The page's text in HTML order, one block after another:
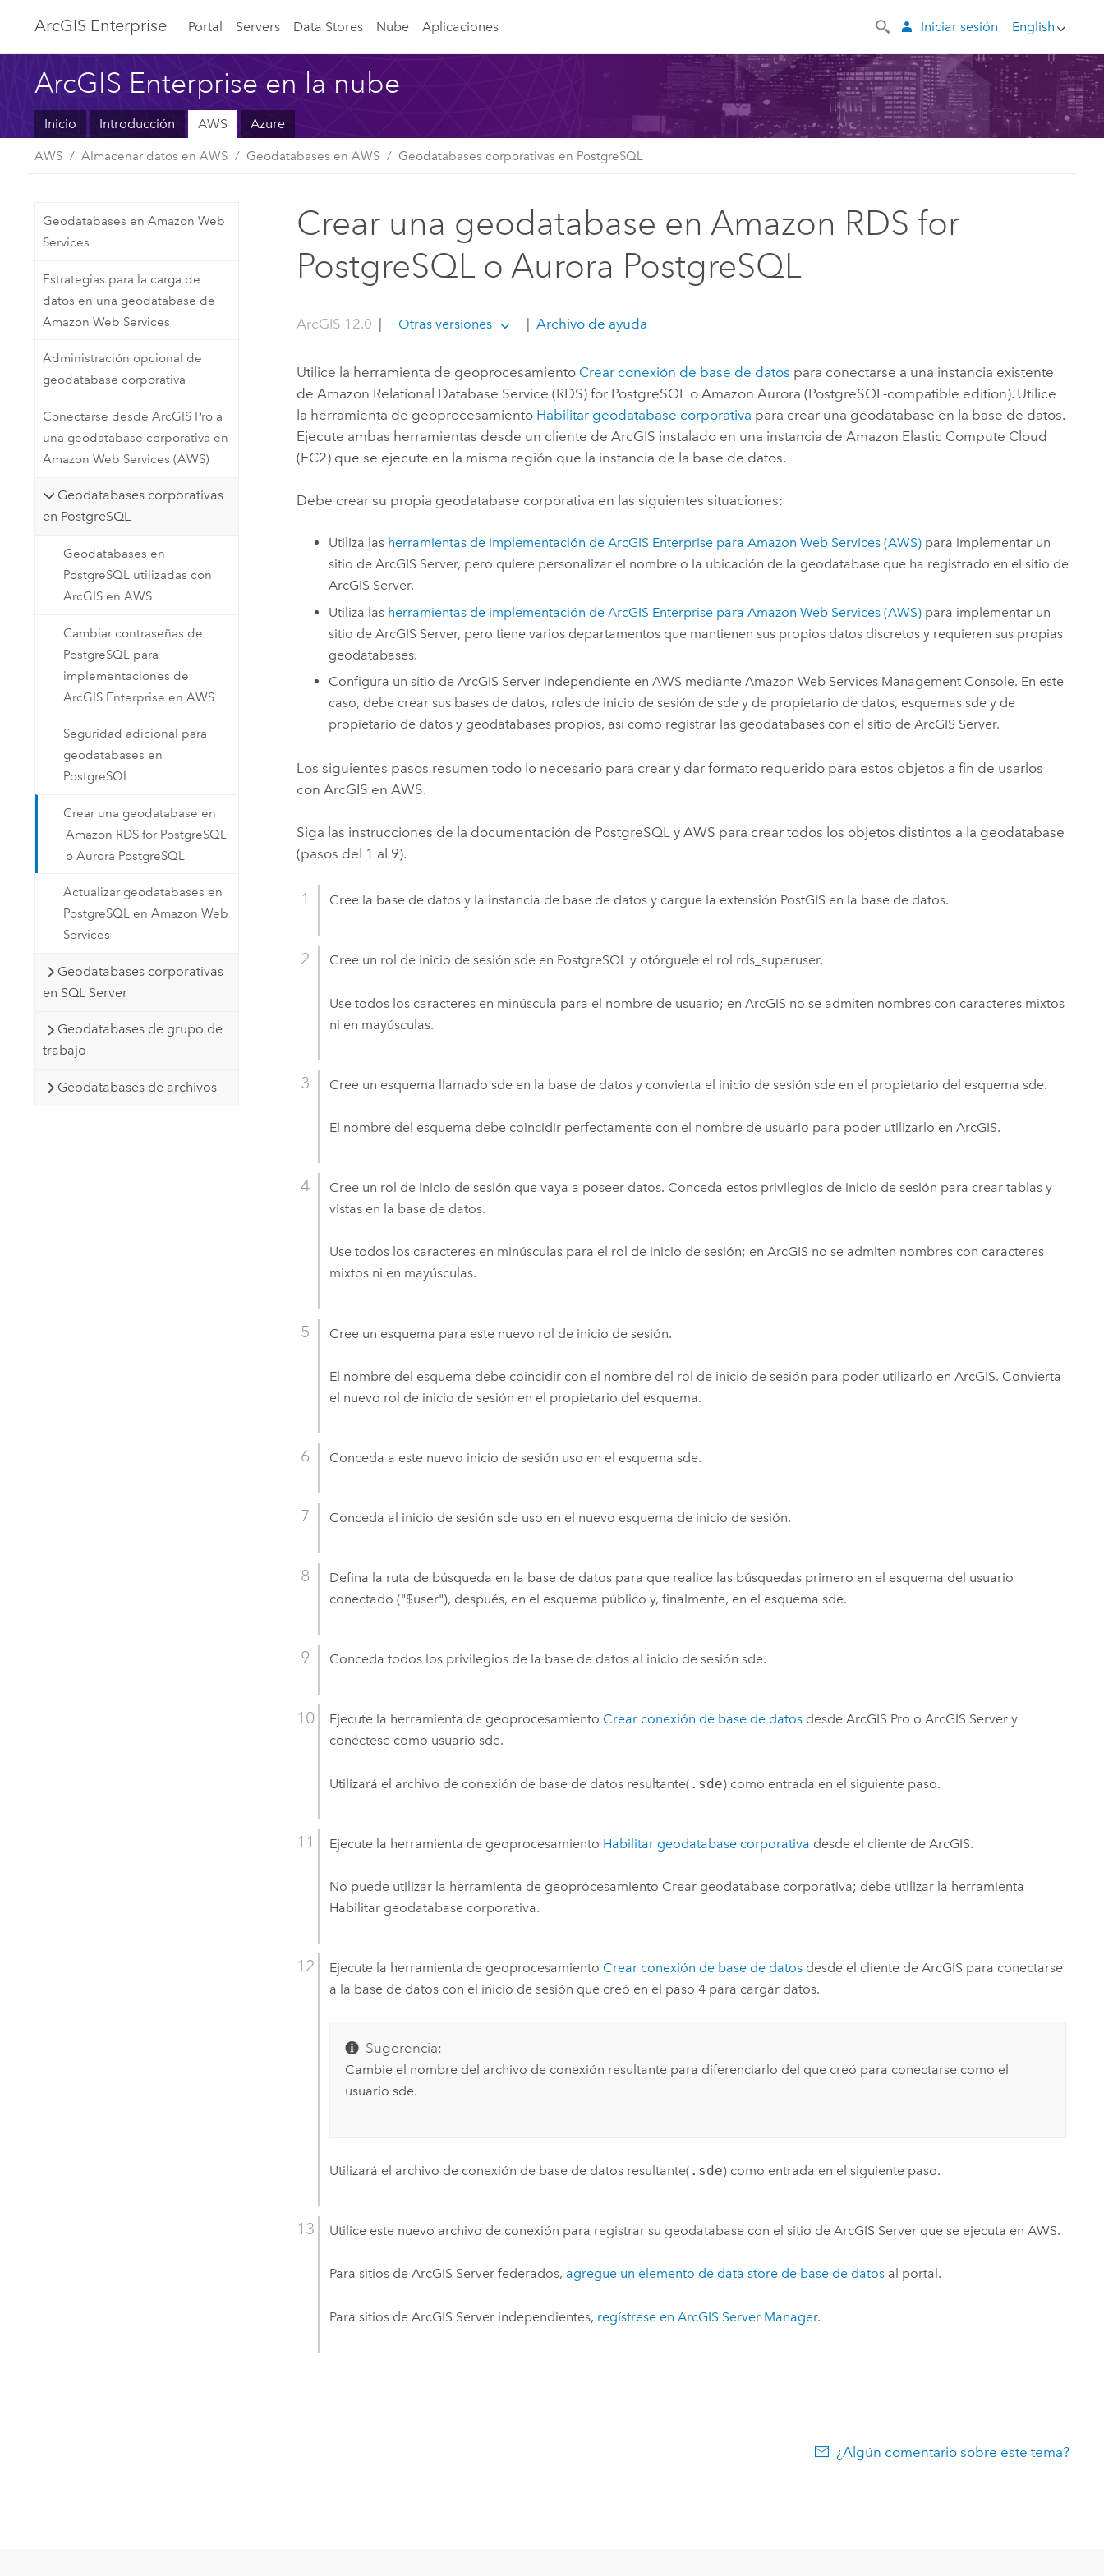
ArcGIS Enterprise Portal Servers Data Stores Nube Aplicaciones English
Iniciar sesión
ArcGIS Enterprise en la nube
Inicio Introducción AWS Azure
AWS Almacenar datos en AWS Geodatabases en AWS Geodatabases corporativas en PostgreSQL
Geodatabases en Amazon Web
Services
Estrategias para la carga de
datos en una geodatabase de
Amazon Web Services
Administración opcional de
geodatabase corporativa
Conectarse desde ArcGIS Pro a
una geodatabase corporativa en
Amazon Web Services (AWS)
Geodatabases corporativas
en PostgreSQL
Geodatabases en
PostgreSQL utilizadas con
ArcGIS en AWS
Cambiar contraseñas de
PostgreSQL para
implementaciones de
ArcGIS Enterprise en AWS
Seguridad adicional para
geodatabases en
PostgreSQL
Crear una geodatabase en
Amazon RDS for PostgreSQL
o Aurora PostgreSQL
Actualizar geodatabases en
PostgreSQL en Amazon Web
Services
Geodatabases corporativas
en SQL Server
Geodatabases de grupo de
trabajo
Geodatabases de archivos
Crear una geodatabase en Amazon RDS for
PostgreSQL o Aurora PostgreSQL
ArcGIS 12.0 | Otras versiones | Archivo de ayuda
Utilice la herramienta de geoprocesamiento Crear conexión de base de datos para conectarse a una instancia existente
deAmazon Relational Database Service (RDS) for PostgreSQL oAmazon Aurora (PostgreSQL-compatible edition). Utilice
la herramienta de geoprocesamiento Habilitar geodatabase corporativa para crear una geodatabase en la base de datos.
Ejecute ambas herramientas desde un cliente de ArcGIS instalado en una instancia deAmazon Elastic Compute Cloud
(EC2) que se ejecute en la misma región que la instancia de la base de datos.
Debe crear su propia geodatabase corporativa en las siguientes situaciones:
Utiliza las herramientas de implementación de ArcGIS Enterprisepara Amazon Web Services (AWS)para implementar un
sitio de ArcGIS Server, pero quiere personalizar el nombre o la ubicación de la geodatabase que ha registrado en el sitio de
ArcGIS Server.
Utiliza las herramientas de implementación de ArcGIS Enterprisepara Amazon Web Services (AWS)para implementar un
sitio de ArcGIS Server, pero tiene varios departamentos que mantienen sus propios datos discretos y requieren sus propias
geodatabases.
Configura un sitio de ArcGIS Serverindependiente en AWS mediante Amazon Web Services Management Console. En este
caso, debe crear sus bases de datos, roles de inicio de sesión de sde y de propietario de datos, esquemas sde y de
propietario de datos y geodatabases propios, así como registrar las geodatabases con el sitio de ArcGIS Server.
Los siguientes pasos resumen todo lo necesario para crear y dar formato requerido para estos objetos a fin de usarlos
con ArcGIS enAWS.
Siga las instrucciones de la documentación de PostgreSQL yAWS para crear todos los objetos distintos a la geodatabase
(pasos del 1 al 9).
Cree la base de datos y la instancia de base de datos y cargue la extensión PostGIS en la base de datos.
Cree un rol de inicio de sesión sde en PostgreSQL y otórguele el rol rds_superuser.
Use todos los caracteres en minúscula para el nombre de usuario; en ArcGIS no se admiten nombres con caracteres mixtos
ni en mayúsculas.
Cree un esquema llamado sde en la base de datos y convierta el inicio de sesión sde en el propietario del esquema sde.
El nombre del esquema debe coincidir perfectamente con el nombre de usuario para poder utilizarlo en ArcGIS.
Cree un rol de inicio de sesión que vaya a poseer datos. Conceda estos privilegios de inicio de sesión para crear tablas y
vistas en la base de datos.
Use todos los caracteres en minúsculas para el rol de inicio de sesión; en ArcGIS no se admiten nombres con caracteres
mixtos ni en mayúsculas.
Cree un esquema para este nuevo rol de inicio de sesión.
El nombre del esquema debe coincidir con el nombre del rol de inicio de sesión para poder utilizarlo en ArcGIS. Convierta
el nuevo rol de inicio de sesión en el propietario del esquema.
Conceda a este nuevo inicio de sesión uso en el esquema sde.
Conceda al inicio de sesión sde uso en el nuevo esquema de inicio de sesión.
Defina la ruta de búsqueda en la base de datos para que realice las búsquedas primero en el esquema del usuario
conectado ("$user"), después, en el esquema público y, finalmente, en el esquema sde.
Conceda todos los privilegios de la base de datos al inicio de sesión sde.
Ejecute la herramienta de geoprocesamiento Crear conexión de base de datos desdeArcGIS Pro oArcGIS Server y
conéctese como usuario sde.
Utilizará el archivo de conexión de base de datos resultante( .sde) como entrada en el siguiente paso.
Ejecute la herramienta de geoprocesamiento Habilitar geodatabase corporativa desde el cliente de ArcGIS.
No puede utilizar la herramienta de geoprocesamiento Crear geodatabase corporativa; debe utilizar la herramienta
Habilitar geodatabase corporativa.
Ejecute la herramienta de geoprocesamiento Crear conexión de base de datos desde el cliente de ArcGIS para conectarse
a la base de datos con el inicio de sesión que creó en el paso 4 para cargar datos.
Sugerencia:
Cambie el nombre del archivo de conexión resultante para diferenciarlo del que creó para conectarse como el
usuario sde.
Utilizará el archivo de conexión de base de datos resultante( .sde) como entrada en el siguiente paso.
Utilice este nuevo archivo de conexión para registrar su geodatabase con el sitio deArcGIS Server que se ejecuta enAWS.
Para sitios deArcGIS Server federados, agregue un elemento de data store de base de datos al portal.
Para sitios deArcGIS Server independientes, regístrese enArcGIS Server Manager.
¿Algún comentario sobre este tema?